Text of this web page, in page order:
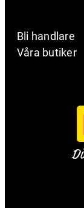
Bli handlare
Våra butiker